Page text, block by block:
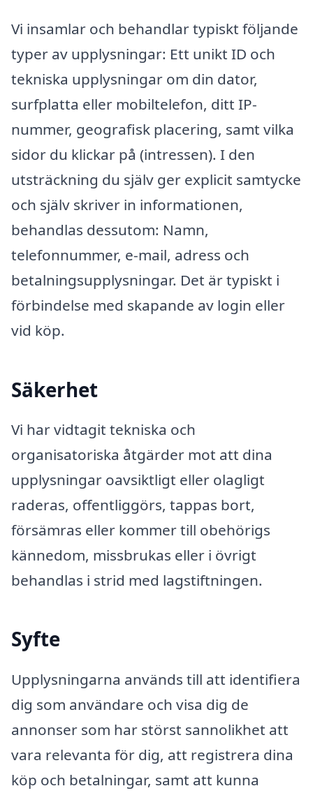
Vi insamlar och behandlar typiskt följande
typer av upplysningar: Ett unikt ID och
tekniska upplysningar om din dator,
surfplatta eller mobiltelefon, ditt IP-
nummer, geografisk placering, samt vilka
sidor du klickar på (intressen). I den
utsträckning du själv ger explicit samtycke
och själv skriver in informationen,
behandlas dessutom: Namn,
telefonnummer, e-mail, adress och
betalningsupplysningar. Det är typiskt i
förbindelse med skapande av login eller
vid köp.
Säkerhet
Vi har vidtagit tekniska och
organisatoriska åtgärder mot att dina
upplysningar oavsiktligt eller olagligt
raderas, offentliggörs, tappas bort,
försämras eller kommer till obehörigs
kännedom, missbrukas eller i övrigt
behandlas i strid med lagstiftningen.
Syfte
Upplysningarna används till att identifiera
dig som användare och visa dig de
annonser som har störst sannolikhet att
vara relevanta för dig, att registrera dina
köp och betalningar, samt att kunna